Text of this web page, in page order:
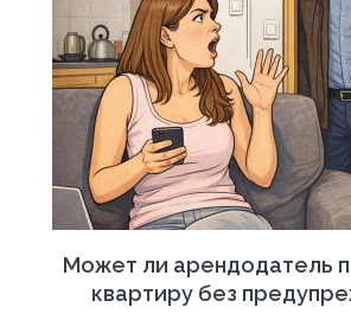
Может ли арендодатель
квартиру без